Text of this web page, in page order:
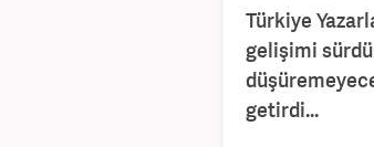
Türkiye
gelişimi
getirdi...